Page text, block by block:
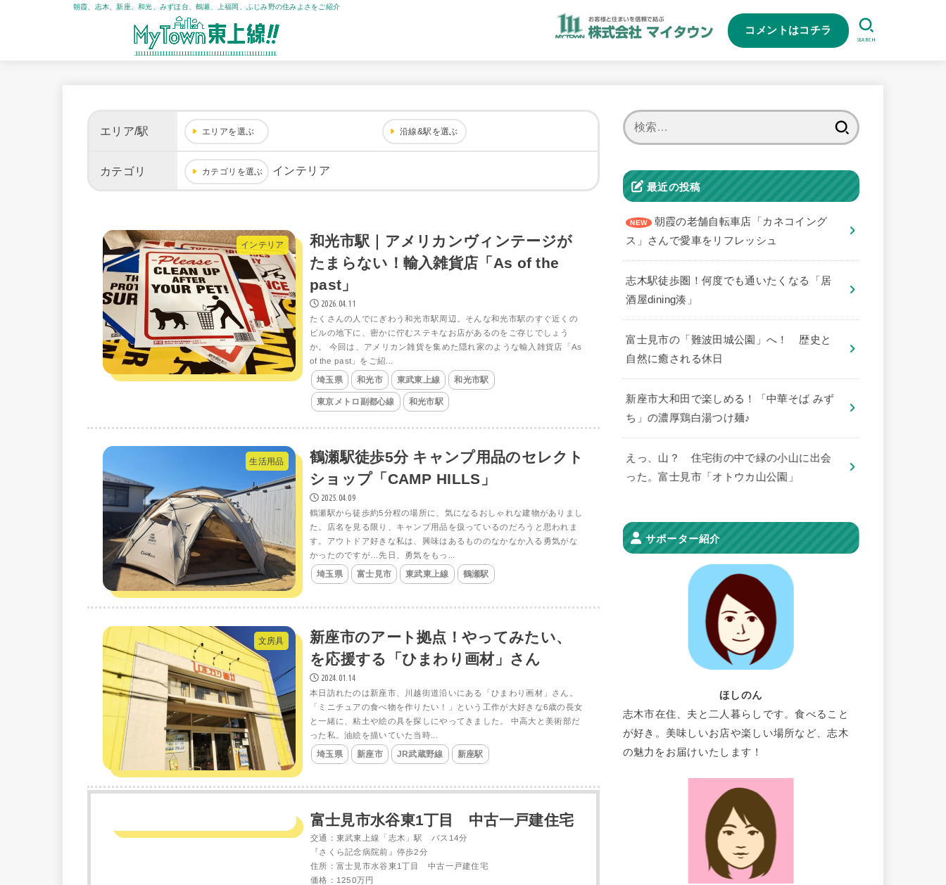
朝霞、志木、新座、和光、みずほ台、鶴瀬、上福岡、ふじみ野の住みよさをご紹介
コメントはコチラ
SEARCH
エリア/駅 エリアを選ぶ 沿線&駅を選ぶ
カテゴリ カテゴリを選ぶ インテリア
インテリア
和光市駅｜アメリカンヴィンテージが
たまらない！輸入雑貨店「As of the
past」
2026.04.11
たくさんの人でにぎわう和光市駅周辺。そんな和光市駅のすぐ近くの
ビルの地下に、密かに佇むステキなお店があるのをご存じでしょう
か。 今回は、アメリカン雑貨を集めた隠れ家のような輸入雑貨店「As
of the past」をご紹...
埼玉県 和光市 東武東上線 和光市駅
東京メトロ副都心線 和光市駅
生活用品
鶴瀬駅徒歩5分 キャンプ用品のセレクト
ショップ「CAMP HILLS」
2025.04.09
鶴瀬駅から徒歩約5分程の場所に、気になるおしゃれな建物がありまし
た。店名を見る限り、キャンプ用品を扱っているのだろうと思われま
す。アウトドア好きな私は、興味はあるもののなかなか入る勇気がな
かったのですが…先日、勇気をもっ...
埼玉県 富士見市 東武東上線 鶴瀬駅
文房具
新座市のアート拠点！やってみたい、
を応援する「ひまわり画材」さん
2024.01.14
本日訪れたのは新座市、川越街道沿いにある「ひまわり画材」さん。
「ミニチュアの食べ物を作りたい！」という工作が大好きな6歳の長女
と一緒に、粘土や絵の具を探しにやってきました。 中高大と美術部だ
った私。油絵を描いていた当時...
埼玉県 新座市 JR武蔵野線 新座駅
富士見市水谷東1丁目 中古一戸建住宅
交通：東武東上線「志木」駅 バス14分
『さくら記念病院前』停歩2分
住所：富士見市水谷東1丁目 中古一戸建住宅
価格：1250万円
最近の投稿
朝霞の老舗自転車店「カネコイング
ス」さんで愛車をリフレッシュ
志木駅徒歩圏！何度でも通いたくなる「居
酒屋dining湊」
​富士見市の「難波田城公園」へ！ 歴史と
自然に癒される休日
新座市大和田で楽しめる！「中華そば みず
ち」の濃厚鶏白湯つけ麺♪
えっ、山？ 住宅街の中で緑の小山に出会
った。富士見市「オトウカ山公園」
サポーター紹介
ほしのん
志木市在住、夫と二人暮らしです。食べること
が好き。美味しいお店や楽しい場所など、志木
の魅力をお届けいたします！